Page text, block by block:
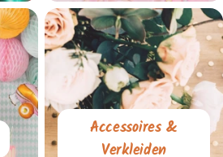
Accessoires &
Verkleiden